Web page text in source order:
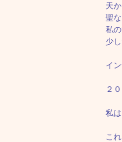
天
聖
私
少
イ
２
私
こ